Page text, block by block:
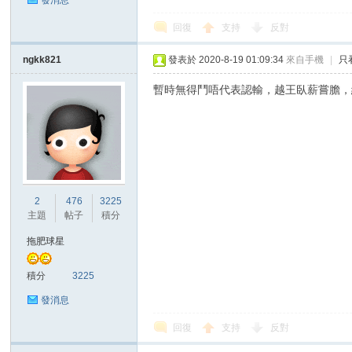
回復 支持 反對
ngkk821
2
主題
476
帖子
3225
積分
拖肥球星
積分 3225
發消息
發表於 2020-8-19 01:09:34 來自手機 只
暫時無得鬥唔代表認輸，越王臥薪嘗膽，
回復 支持 反對